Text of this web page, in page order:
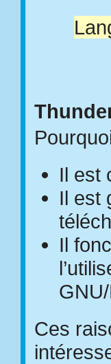
Il est
Il est
Il
Ces